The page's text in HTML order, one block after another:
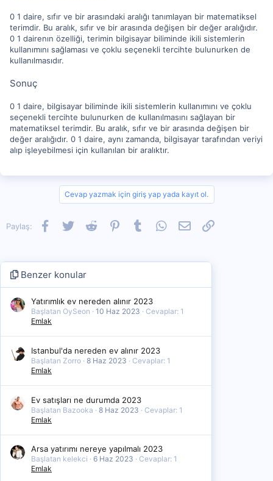
0 1 daire, sıfır ve bir arasındaki aralığı tanımlayan bir matematiksel
terimdir. Bu aralık, sıfır ve bir arasında değişen bir değer aralığıdır.
0 1 dairenın özelliği, terimin bilgisayar biliminde ikili sistemlerin
kullanımını sağlaması ve çoklu seçenekli tercihte bulunurken de
kullanılmasıdır.
Sonuç
0 1 daire, bilgisayar biliminde ikili sistemlerin kullanımını ve çoklu
seçenekli tercihte bulunurken de kullanılmasını sağlayan bir
matematiksel terimdir. Bu aralık, sıfır ve bir arasında değişen bir
değer aralığıdır. 0 1 daire, aynı zamanda, bilgisayar tarafından veriyi
alıp işleyebilmesi için kullanılan bir aralıktır.
Cevap yazmak için giriş yap yada kayıt ol.
Paylaş: Facebook
TwitterReddit PinterestTumblrWhatsApp
E-postaLink
Benzer konular
Yatırımlık ev nereden alınır 2023
Başlatan OySeon 10 Haz 2023
Cevaplar: 1
Emlak
Istanbul'da nereden ev alınır 2023
Başlatan Zorro 8 Haz 2023
Cevaplar: 1
Emlak
Ev satışları ne durumda 2023
Başlatan Bazooka 8 Haz 2023
Cevaplar: 1
Emlak
Arsa yatırımı nereye yapılmalı 2023
Başlatan kelekci 6 Haz 2023
Cevaplar: 1
Emlak